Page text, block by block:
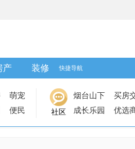
产 装修 快捷导航
萌宠
便民 社区
烟台山下 买房
成长乐园
优选